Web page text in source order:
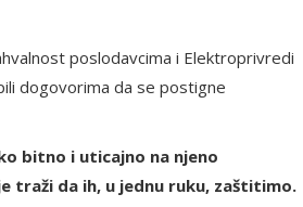
poslodavcima i Elektroprivredi
dogovorima da se postigne
bitno i uticajno na njeno
traži da ih, u jednu ruku, zaštitimo.